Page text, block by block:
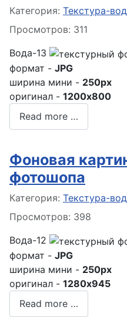
Информация о
Категория: Текстура-
Просмотров: 311
Вода-13
формат - JPG
ширина мини - 250px
оригинал - 1200x800
Read more …
Фоновая
фотошопа
Информация о
Категория: Текстура-
Просмотров: 398
Вода-12
формат - JPG
ширина мини - 250px
оригинал - 1280x945
Read more …